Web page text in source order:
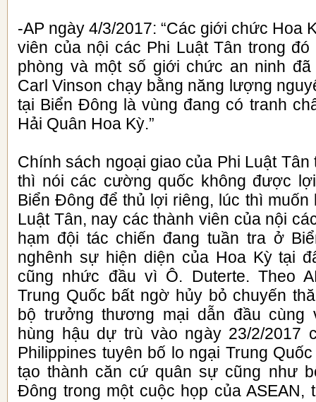
-AP ngày 4/3/2017: “Các giới chức Hoa
viên của nội các Phi Luật Tân trong
phòng và một số giới chức an ninh đã
Carl Vinson chạy bằng năng lượng
tại Biển Đông là vùng đang có tranh
Hải Quân Hoa Kỳ.”
Chính sách ngoại giao của Phi Luật
thì nói các cường quốc không được
Biển Đông để thủ lợi riêng, lúc thì muốn
Luật Tân, nay các thành viên của nội
hạm đội tác chiến đang tuần tra ở
nghênh sự hiện diện của Hoa Kỳ tại
cũng nhức đầu vì Ô. Duterte. Theo
Trung Quốc bất ngờ hủy bỏ chuyến
bộ trưởng thương mại dẫn đầu cùng
hùng hậu dự trù vào ngày 23/2/2017
Philippines tuyên bố lo ngại Trung
tạo thành căn cứ quân sự cũng như
Đông trong một cuộc họp của ASEAN,